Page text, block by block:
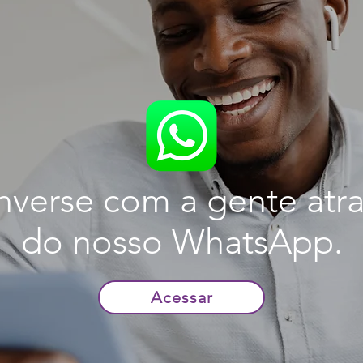
com a gente
do nosso WhatsApp.
Acessar